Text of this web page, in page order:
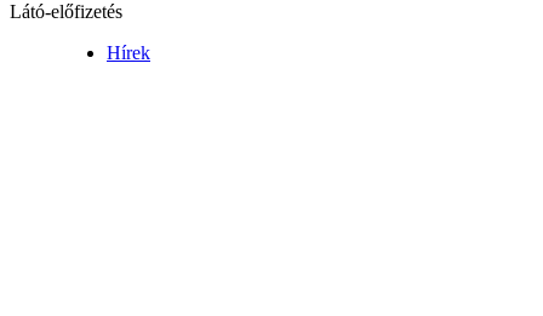
Látó-előfizetés
Hírek